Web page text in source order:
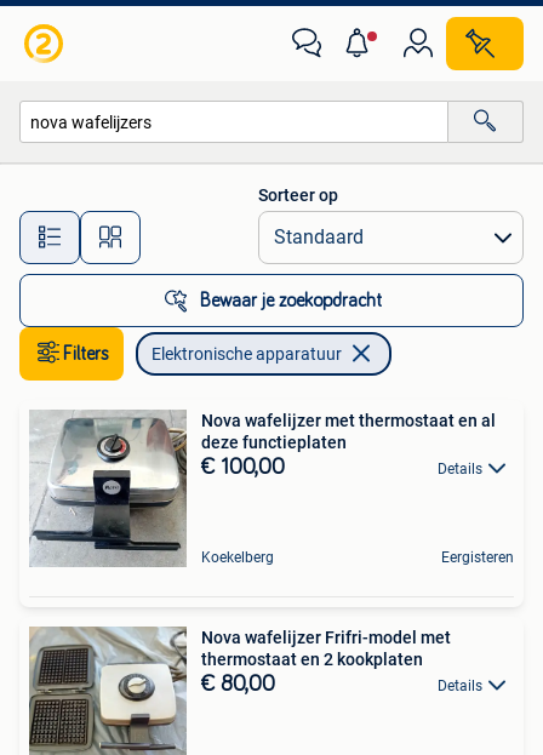
Alle afstanden…
Sorteer op
Bewaar je zoekopdracht
Filters Elektronische apparatuur
Nova wafelijzer met thermostaat en al
deze functieplaten
€ 100,00 Details
Koekelberg Eergisteren
Nova wafelijzer Frifri-model met
thermostaat en 2 kookplaten
€ 80,00 Details